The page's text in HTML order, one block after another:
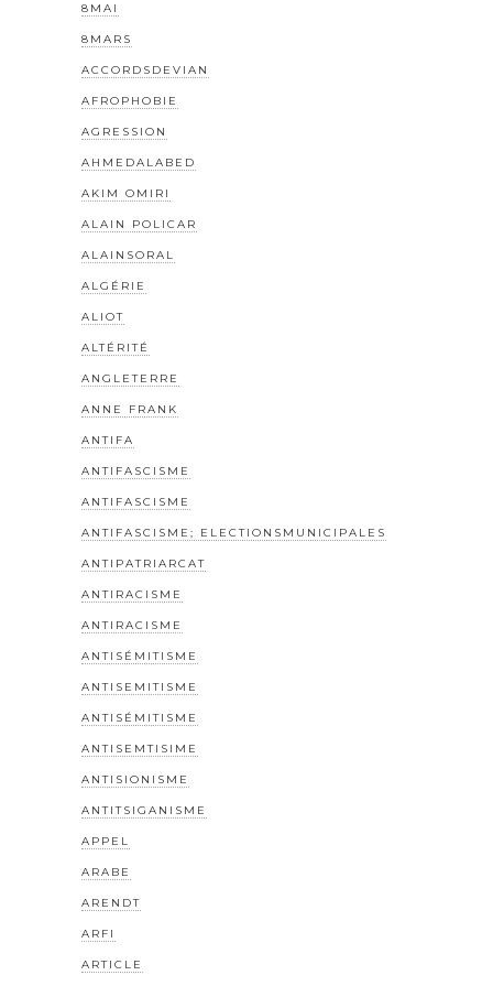
8MAI
8MARS
ACCORDSDEVIAN
AFROPHOBIE
AGRESSION
AHMEDALABED
AKIM OMIRI
ALAIN POLICAR
ALAINSORAL
ALGÉRIE
ALIOT
ALTÉRITÉ
ANGLETERRE
ANNE FRANK
ANTIFA
ANTIFASCISME
ANTIFASCISME
ANTIFASCISME; ELECTIONSMUNICIPALES
ANTIPATRIARCAT
ANTIRACISME
ANTIRACISME
ANTISÉMITISME
ANTISEMITISME
ANTISÉMITISME
ANTISEMTISIME
ANTISIONISME
ANTITSIGANISME
APPEL
ARABE
ARENDT
ARFI
ARTICLE